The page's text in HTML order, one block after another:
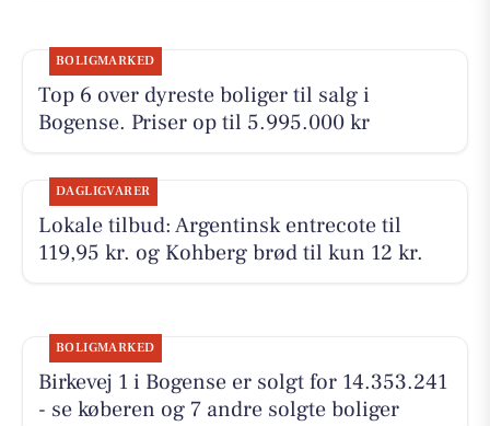
BOLIGMARKED
Top 6 over dyreste boliger til salg i
Bogense. Priser op til 5.995.000 kr
DAGLIGVARER
Lokale tilbud: Argentinsk entrecote til
119,95 kr. og Kohberg brød til kun 12 kr.
BOLIGMARKED
Birkevej 1 i Bogense er solgt for 14.353.241
- se køberen og 7 andre solgte boliger